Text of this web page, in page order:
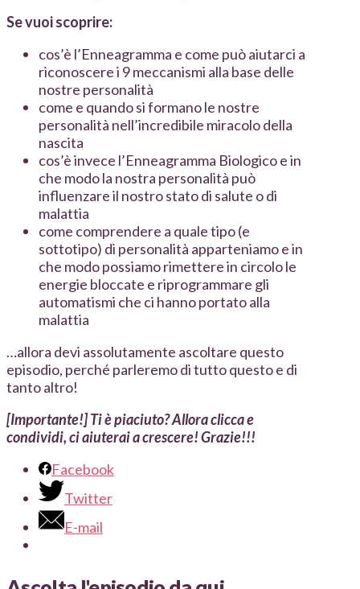
Se vuoi scoprire:
cos’è l’Enneagramma e come può aiutarci a
riconoscere i 9 meccanismi alla base delle
nostre personalità
come e quando si formano le nostre
personalità nell’incredibile miracolo della
nascita
cos’è invece l’Enneagramma Biologico e in
che modo la nostra personalità può
influenzare il nostro stato di salute o di
malattia
come comprendere a quale tipo (e
sottotipo) di personalità apparteniamo e in
che modo possiamo rimettere in circolo le
energie bloccate e riprogrammare gli
automatismi che ci hanno portato alla
malattia
…allora devi assolutamente ascoltare questo
episodio, perché parleremo di tutto questo e di
tanto altro!
[Importante!] Ti è piaciuto? Allora clicca e
condividi, ci aiuterai a crescere! Grazie!!!
Facebook
Twitter
E-mail